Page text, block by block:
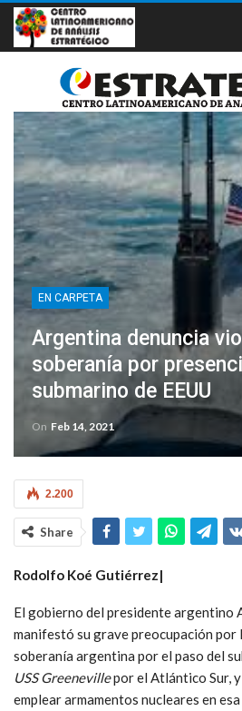
EN CARPETA
Argentina denuncia
soberanía por
submarino de EEUU
On Feb 14, 2021
2.200
Share
Rodolfo Koé Gutiérrez|
El gobierno del presidente argentino
manifestó su grave preocupación por
soberanía argentina por el paso del
USS Greenevillepor el Atlántico Sur,
emplear armamentos nucleares en